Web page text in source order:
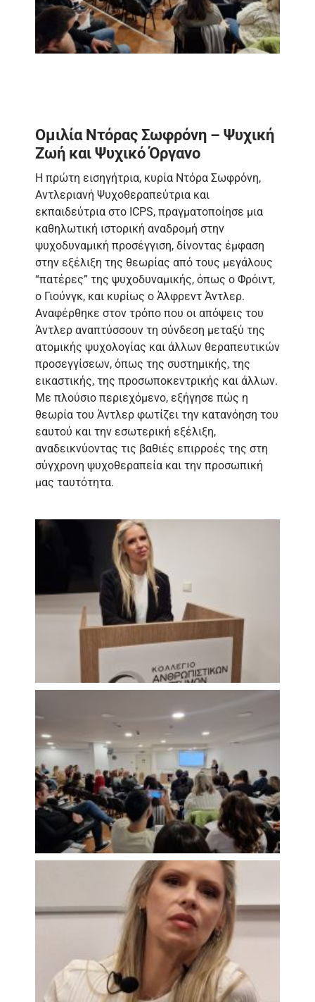
Ομιλία Ντόρας Σωφρόνη – Ψυχική
Ζωή και Ψυχικό Όργανο
Η πρώτη εισηγήτρια, κυρία Ντόρα Σωφρόνη,
Αντλεριανή Ψυχοθεραπεύτρια και
εκπαιδεύτρια στο ICPS, πραγματοποίησε μια
καθηλωτική ιστορική αναδρομή στην
ψυχοδυναμική προσέγγιση, δίνοντας έμφαση
στην εξέλιξη της θεωρίας από τους μεγάλους
“πατέρες” της ψυχοδυναμικής, όπως ο Φρόιντ,
ο Γιούνγκ, και κυρίως ο Άλφρεντ Άντλερ.
Αναφέρθηκε στον τρόπο που οι απόψεις του
Άντλερ αναπτύσσουν τη σύνδεση μεταξύ της
ατομικής ψυχολογίας και άλλων θεραπευτικών
προσεγγίσεων, όπως της συστημικής, της
εικαστικής, της προσωποκεντρικής και άλλων.
Με πλούσιο περιεχόμενο, εξήγησε πώς η
θεωρία του Άντλερ φωτίζει την κατανόηση του
εαυτού και την εσωτερική εξέλιξη,
αναδεικνύοντας τις βαθιές επιρροές της στη
σύγχρονη ψυχοθεραπεία και την προσωπική
μας ταυτότητα.